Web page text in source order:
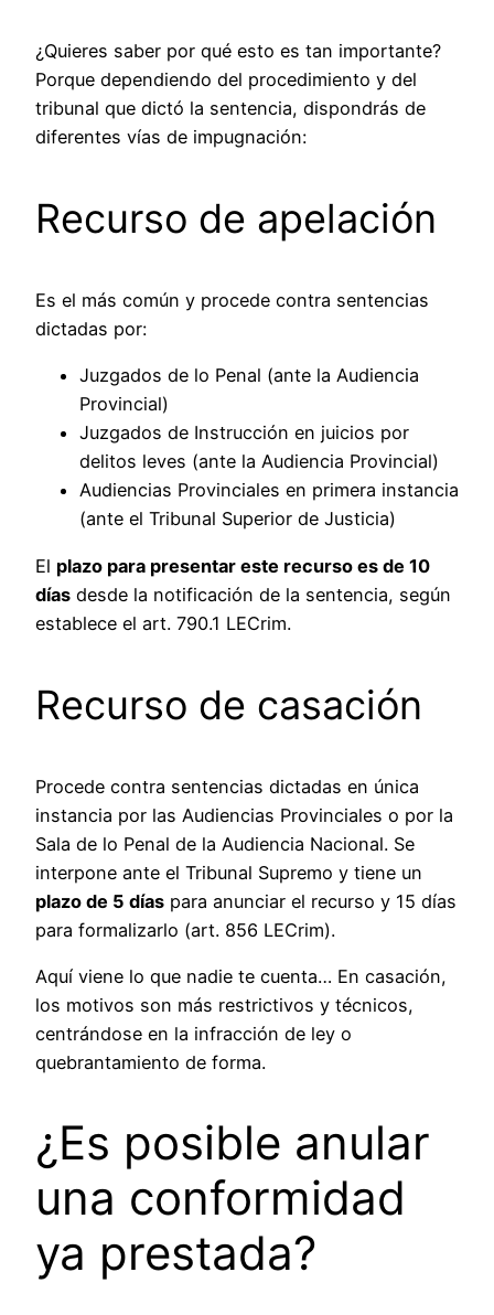
¿Quieres saber por qué esto es tan importante?
Porque dependiendo del procedimiento y del
tribunal que dictó la sentencia, dispondrás de
diferentes vías de impugnación:
Recurso de apelación
Es el más común y procede contra sentencias
dictadas por:
Juzgados de lo Penal (ante la Audiencia
Provincial)
Juzgados de Instrucción en juicios por
delitos leves (ante la Audiencia Provincial)
Audiencias Provinciales en primera instancia
(ante el Tribunal Superior de Justicia)
El plazo para presentar este recurso es de 10
días desde la notificación de la sentencia, según
establece el art. 790.1 LECrim.
Recurso de casación
Procede contra sentencias dictadas en única
instancia por las Audiencias Provinciales o por la
Sala de lo Penal de la Audiencia Nacional. Se
interpone ante el Tribunal Supremo y tiene un
plazo de 5 días para anunciar el recurso y 15 días
para formalizarlo (art. 856 LECrim).
Aquí viene lo que nadie te cuenta… En casación,
los motivos son más restrictivos y técnicos,
centrándose en la infracción de ley o
quebrantamiento de forma.
¿Es posible anular
una conformidad
ya prestada?